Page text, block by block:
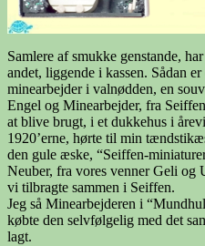
Samlere af smukke genstande,
andet, liggende i kassen. Sådan
minearbejder i valnødden, en
Engel og Minearbejder, fra
at blive brugt, i et dukkehus i
1920’erne, hørte til min
den gule æske, “Seiffen-
Neuber, fra vores venner Geli og
vi tilbragte sammen i Seiffen.
Jeg så Minearbejderen i
købte den selvfølgelig med det
lagt.